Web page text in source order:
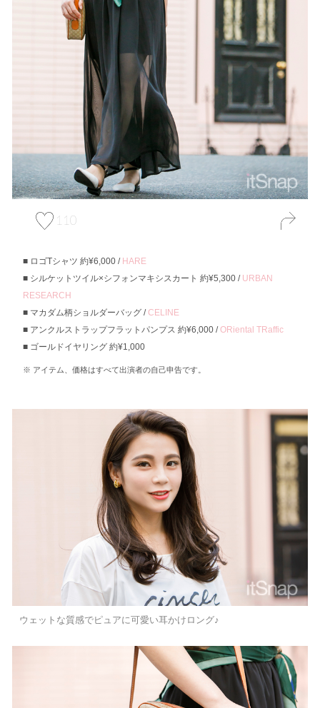
110
ロゴTシャツ 約¥6,000 / HARE
シルケットツイル×シフォンマキシスカート 約¥5,300 / URBAN
RESEARCH
マカダム柄ショルダーバッグ /CELINE
アンクルストラップフラットパンプス 約¥6,000 /ORiental TRaffic
ゴールドイヤリング 約¥1,000
アイテム、価格はすべて出演者の自己申告です。
ウェットな質感でピュアに可愛い耳かけロング♪